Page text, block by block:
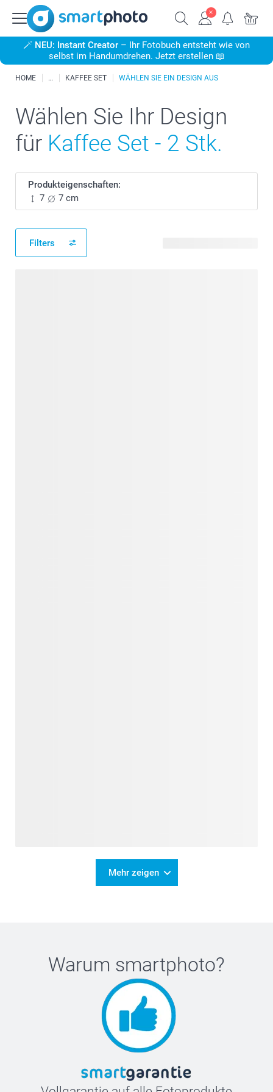
🪄 NEU: Instant Creator – Ihr Fotobuch entsteht wie von
selbst im Handumdrehen. Jetzt erstellen 📖
HOME KAFFEE SET WÄHLEN SIE EIN DESIGN AUS
Wählen Sie Ihr Design
für Kaffee Set - 2 Stk.
Produkteigenschaften:
7
7 cm
Filters
Mehr zeigen
Warum smartphoto?